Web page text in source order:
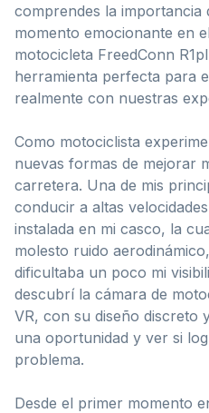
comprendes la importancia
momento emocionante en
motocicleta FreedConn
herramienta perfecta para
realmente con nuestras
Como motociclista
nuevas formas de mejorar
carretera. Una de mis
conducir a altas
instalada en mi casco, la
molesto ruido
dificultaba un poco mi
descubrí la cámara de
VR, con su diseño discreto
una oportunidad y ver si
problema.
Desde el primer momento